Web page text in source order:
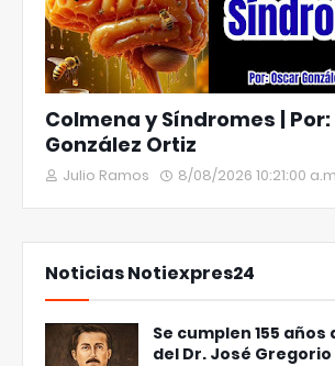
Colmena y Síndromes |
González Ortiz
Julio Ramos 8/08/2026 10:21:00
Noticias Notiexpres24
Se cumplen 155
del Dr. José